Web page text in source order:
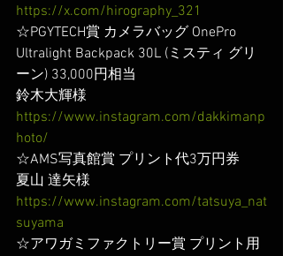
https://x.com/hirography_321
☆PGYTECH賞 カメラバッグ OnePro
Ultralight Backpack 30L (ミスティ グリ
ーン) 33,000円相当
鈴木大輝様
https://www.instagram.com/dakkimanp
hoto/
☆AMS写真館賞 プリント代3万円券
夏山 達矢様
https://www.instagram.com/tatsuya_nat
suyama
☆アワガミファクトリー賞 プリント用